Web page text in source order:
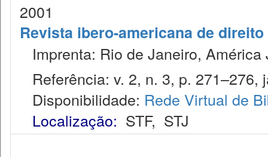
2001
Revista ibero-americana de
Imprenta: Rio de Janeiro, América
Referência: v. 2, n. 3, p. 271–276,
Disponibilidade: Rede Virtual de
Localização: STF, STJ